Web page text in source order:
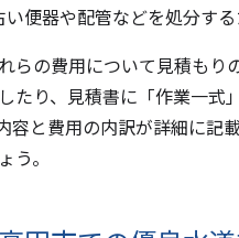
便器や配管などを処分する
らの費用について見積もり
たり、見積書に「作業一式
容と費用の内訳が詳細に記
。